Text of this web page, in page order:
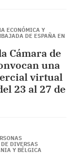
ECONÓMICA Y
DE ESPAÑA EN
Cámara de
una
virtual
23 al 27 de
DIVERSAS
Y BÉLGICA